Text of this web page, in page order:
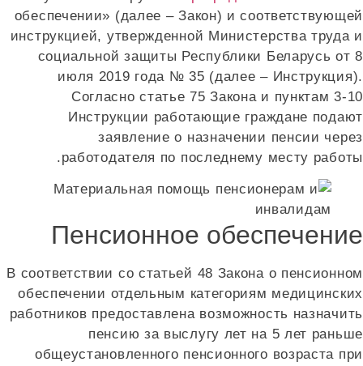
обеспечении» (далее – Закон) и
инструкцией, утвержденной Министерства труда
социальной защиты Республики Беларусь от
июля 2019 года № 35 (далее –
Согласно статье 75 Закона и пунктам 3-
Инструкции работающие граждане
заявление о назначении пенсии
работодателя по последнему месту
Пенсионное
В соответствии со статьей 48 Закона о
обеспечении отдельным категориям
работников предоставлена возможность
пенсию за выслугу лет на 5 лет
общеустановленного пенсионного возраста